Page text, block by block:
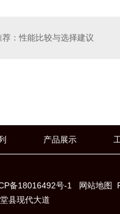
：性能比较与选择建议
产品展示
备18016492号-1 网站地图
县现代大道